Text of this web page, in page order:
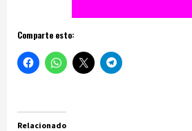
Comparte esto:
Relacionado